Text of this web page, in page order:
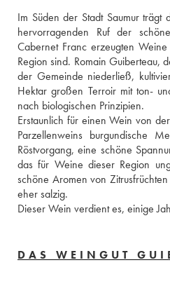
Im Süden der Stadt Saumur trägt
hervorragenden Ruf der
Cabernet Franc erzeugten
Region sind. Romain Guiberteau,
der Gemeinde niederließ,
Hektar großen Terroir mit ton-
nach biologischen Prinzipien.
Erstaunlich für einen Wein von
Parzellenweins burgundische
Röstvorgang, eine schöne
das für Weine dieser Region
schöne Aromen von
eher salzig.
DAS WEINGUT